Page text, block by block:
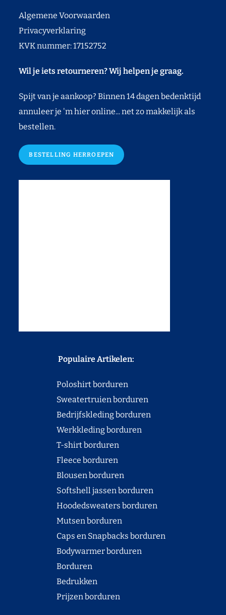
Algemene Voorwaarden
Privacyverklaring
KVK nummer: 17152752
Wil je iets retourneren? Wij helpen je graag.
Spijt van je aankoop? Binnen 14 dagen bedenktijd
annuleer je 'm hier online... net zo makkelijk als
bestellen.
BESTELLING HERROEPEN
Populaire Artikelen:
Poloshirt borduren
Sweatertruien borduren
Bedrijfskleding borduren
Werkkleding borduren
T-shirt borduren
Fleece borduren
Blousen borduren
Softshell jassen borduren
Hoodedsweaters borduren
Mutsen borduren
Caps en Snapbacks borduren
Bodywarmer borduren
Borduren
Bedrukken
Prijzen borduren